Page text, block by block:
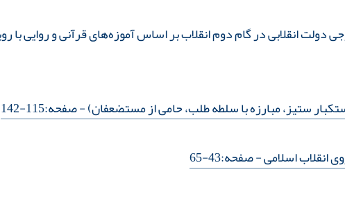
دولت انقلابی در گام دوم انقلاب بر اساس آموزه‌های قرآنی و روایی
ستیز، مبارزه با سلطه طلب، حامی از مستضعفان)- صفحه:115-142
انقلاب اسلامی- صفحه:43-65